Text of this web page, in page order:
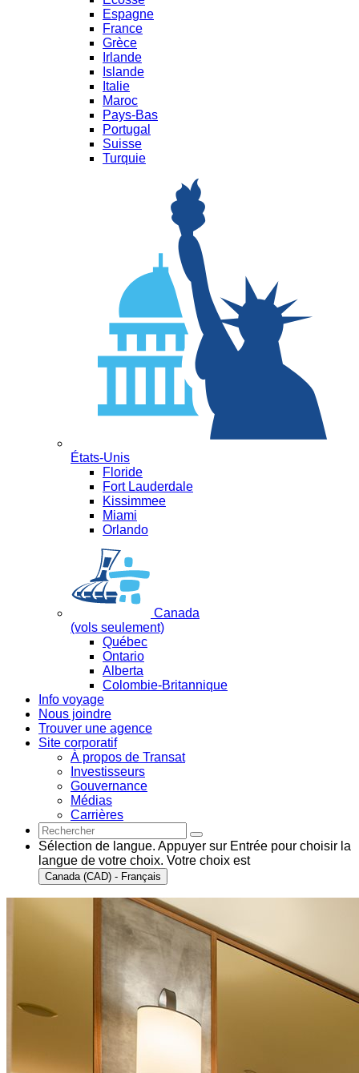
Espagne
France
Grèce
Irlande
Islande
Italie
Maroc
Pays-Bas
Portugal
Suisse
Turquie
États-Unis
Floride
Fort Lauderdale
Kissimmee
Miami
Orlando
Canada
(vols seulement)
Québec
Ontario
Alberta
Colombie-Britannique
Info voyage
Nous joindre
Trouver une agence
Site corporatif
À propos de Transat
Investisseurs
Gouvernance
Médias
Carrières
Sélection de langue. Appuyer sur Entrée pour choisir la
langue de votre choix. Votre choix est
Canada (CAD) - Français